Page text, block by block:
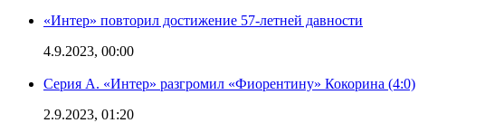
«Интер» повторил достижение 57-летней давности
4.9.2023, 00:00
Серия А. «Интер» разгромил «Фиорентину» Кокорина (4:0)
2.9.2023, 01:20